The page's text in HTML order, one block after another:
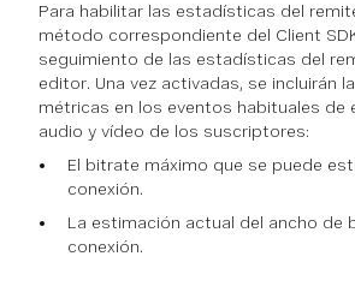
Para habilitar las estadísticas del
método correspondiente del Client
seguimiento de las estadísticas del
editor. Una vez activadas, se incluirán
métricas en los eventos habituales de
audio y vídeo de los suscriptores:
El bitrate máximo que se puede
conexión.
La estimación actual del ancho de
conexión.